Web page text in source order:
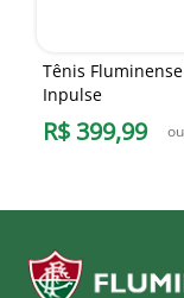
Tênis
Inpulse
R$ 399,99 ou